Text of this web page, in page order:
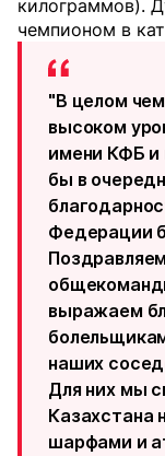
килограммов).
чемпионом в
"В целом
высоком
имени КФБ и
бы в
Федерации
выражаем
наших
Для них мы
Казахстана
шарфами и